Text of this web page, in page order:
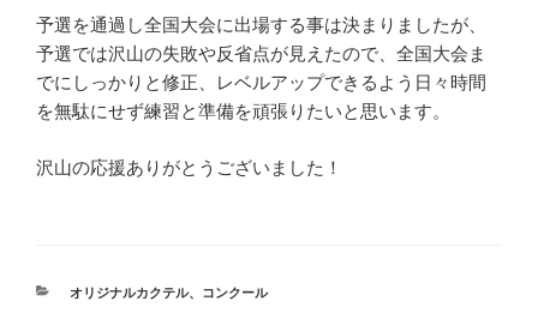
予選を通過し全国大会に出場する事は決まりましたが、
予選では沢山の失敗や反省点が見えたので、全国大会ま
でにしっかりと修正、レベルアップできるよう日々時間
を無駄にせず練習と準備を頑張りたいと思います。
沢山の応援ありがとうございました！
カ
オリジナルカクテル、 コンクール